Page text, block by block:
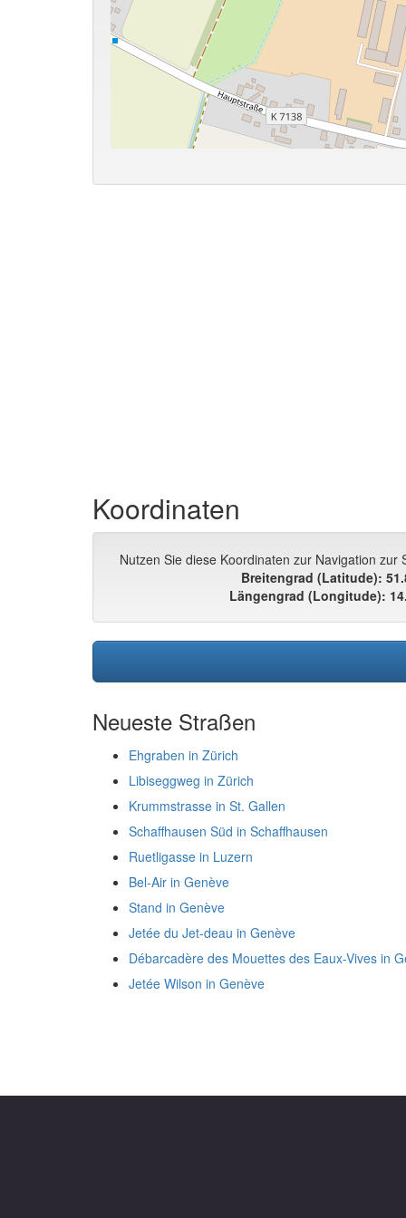
Koordinaten
Nutzen Sie diese Koordinaten zur Navigation zur
Breitengrad (Latitude):
Längengrad (Longitude):
Neueste Straßen
Ehgraben in Zürich
Libiseggweg in Zürich
Krummstrasse in St. Gallen
Schaffhausen Süd in Schaffhausen
Ruetligasse in Luzern
Bel-Air in Genève
Stand in Genève
Jetée du Jet-deau in Genève
Débarcadère des Mouettes des Eaux-Vives in
Jetée Wilson in Genève